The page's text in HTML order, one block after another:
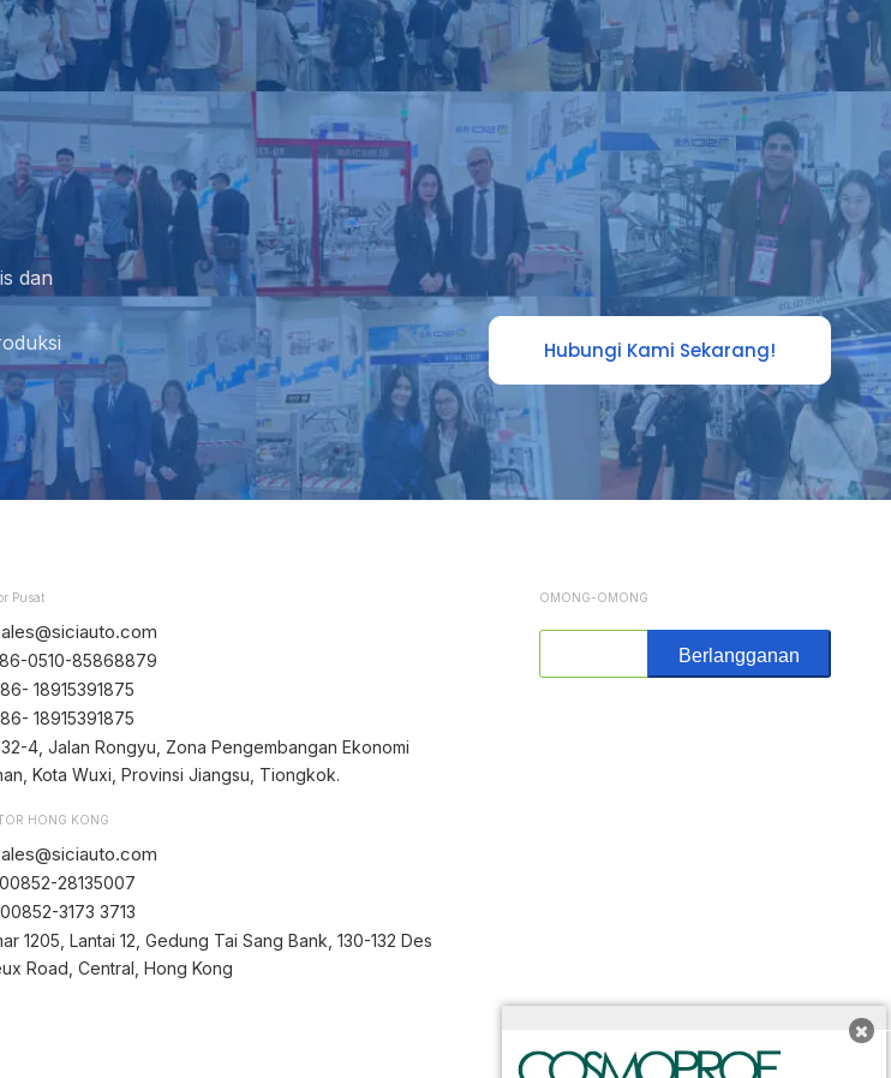
dan
Hubungi Kami Sekarang!
Pusat
0510-85868879
18915391875
18915391875
4, Jalan Rongyu, Zona Pengembangan Ekonomi
Kota Wuxi, Provinsi Jiangsu, Tiongkok.
HONG KONG
28135007
3173 3713
1205, Lantai 12, Gedung Tai Sang Bank, 130-132 Des
Road, Central, Hong Kong
OMONG-OMONG
Berlangganan